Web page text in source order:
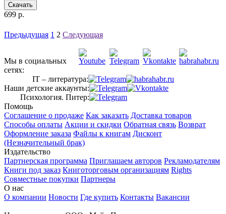
Скачать
699 р.
Предыдущая 1 2 Следующая
Мы в социальных
сетях:
IT – литература:
Наши детские аккаунты:
Психология. Питер:
Помощь
Соглашение о продаже Как заказать Доставка товаров
Способы оплаты Акции и скидки Обратная связь Возврат
Оформление заказа Файлы к книгам Дисконт
(Незначительный брак)
Издательство
Партнерская программа Приглашаем авторов Рекламодателям
Книги под заказ Книготорговым организациям Rights
Совместные покупки Партнеры
О нас
О компании Новости Где купить Контакты Вакансии